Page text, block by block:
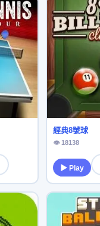
經典8號球
👁 18138
▶ Play